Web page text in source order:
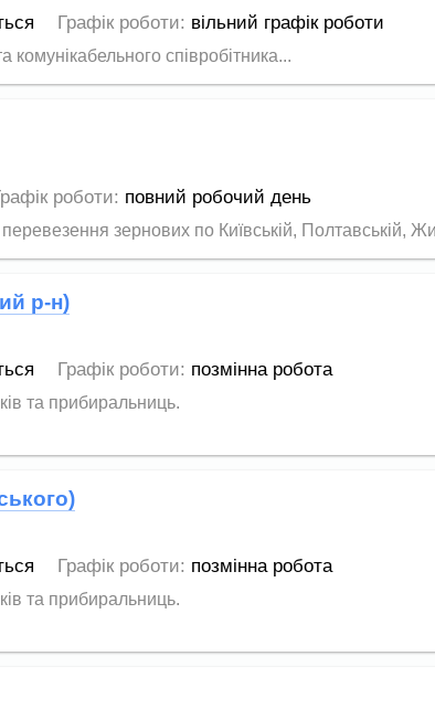
Графік роботи: вільний графік роботи
співробітника...
роботи: повний робочий день
зернових по Київській, Полтавській,
р-н)
Графік роботи: позмінна робота
та прибиральниць.
Графік роботи: позмінна робота
та прибиральниць.